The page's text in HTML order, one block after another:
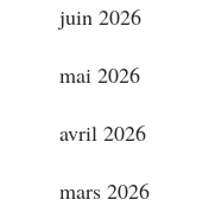
juin 2026
mai 2026
avril 2026
mars 2026